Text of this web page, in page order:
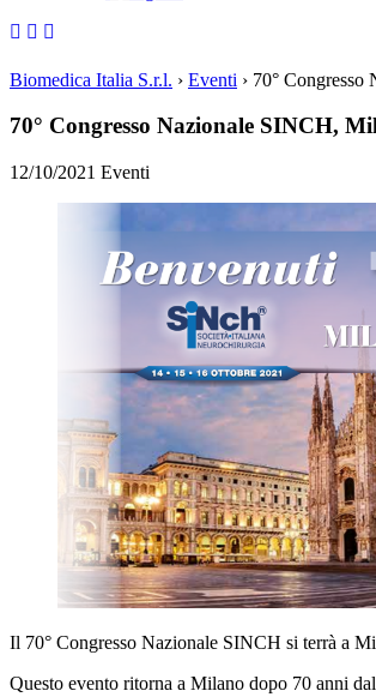
Biomedica Italia S.r.l. › Eventi › 70° Congresso
70° Congresso Nazionale SINCH,
12/10/2021 Eventi
Il 70° Congresso Nazionale SINCH si terrà a
Questo evento ritorna a Milano dopo 70 anni